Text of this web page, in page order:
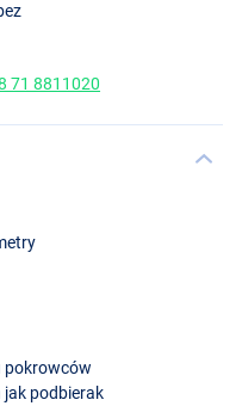
71 8811020
pokrowców
podbierak